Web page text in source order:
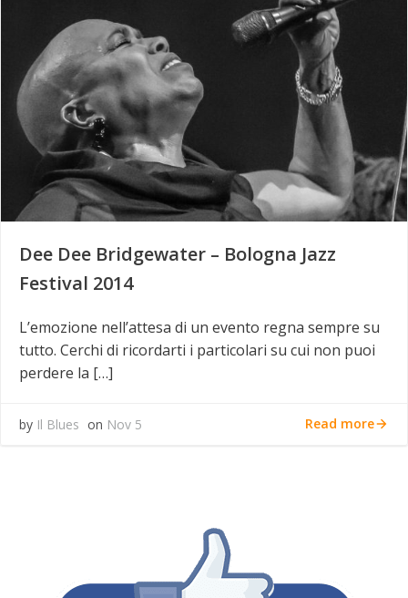
Dee Dee Bridgewater – Bologna Jazz
Festival 2014
L’emozione nell’attesa di un evento regna sempre su
tutto. Cerchi di ricordarti i particolari su cui non puoi
perdere la […]
by Il Blues on Nov 5 Read more